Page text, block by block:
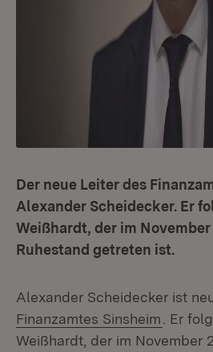
Der neue Leiter des
Alexander Scheidecker. Er
Weißhardt, der im November
Ruhestand getreten ist.
Alexander Scheidecker ist
Finanzamtes Sinsheim
. Er
Weißhardt, der im November